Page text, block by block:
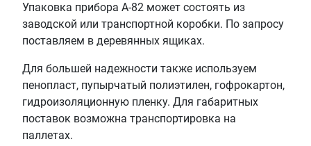
Упаковка прибора А-82 может состоять из
заводской или транспортной коробки. По запросу
поставляем в деревянных ящиках.
Для большей надежности также используем
пенопласт, пупырчатый полиэтилен, гофрокартон,
гидроизоляционную пленку. Для габаритных
поставок возможна транспортировка на
паллетах.